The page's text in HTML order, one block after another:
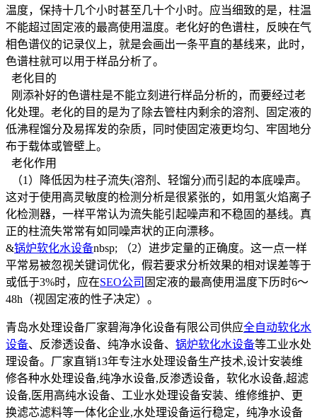
温度，保持十几个小时甚至几十个小时。应当细致的是，柱温
不能超过固定液的最高使用温度。老化好的色谱柱，反映在气
相色谱仪的记录仪上，就是会画出一条平直的基线来，此时，
色谱柱就可以用于样品分析了。
老化目的
刚添补好的色谱柱是不能立刻进行样品分析的，而要经过老
化处理。老化的目的是为了除去管柱内剩余的溶剂、固定液的
低沸程馏分及易挥发的杂质，同时使固定液更均匀、牢固地分
布于载体或管壁上。
老化作用
（1）降低因为柱子流失(溶剂、轻馏分)而引起的本底噪声。
这对于使用高灵敏度的检测分析是很紧张的，如用氢火焰离子
化检测器，一样平常认为流失能引起噪声和不稳固的基线。真
正的柱流失常常有如同噪声状的正向漂移。
&锅炉软化水设备nbsp; （2）进步定量的正确度。这一点一样
平常易被忽视关键词优化，假若要求分析效果的相对误差等于
或低于3%时，应在SEO公司 固定液的最高使用温度下历时6～
48h（视固定液的性子决定）。
青岛水处理设备厂家碧海净化设备有限公司供应全自动软化水
设备、反渗透设备、纯净水设备、 锅炉软化水设备等工业水处
理设备。厂家直销13年专注水处理设备生产技术,设计安装维
修各种水处理设备,纯净水设备,反渗透设备，软化水设备,超滤
设备,医用高纯水设备、工业水处理设备安装、维修维护、更
换滤芯滤料等一体化企业,水处理设备运行稳定，纯净水设备